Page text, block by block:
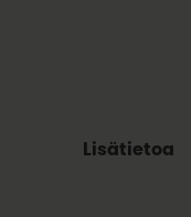
Lisätietoa